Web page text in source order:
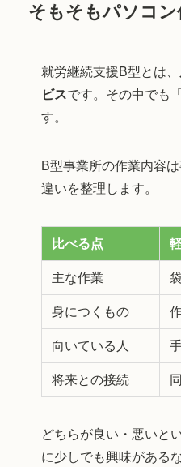
そもそもパソコ
就労継続支援B型とは、
ビスです。その中でも
す。
B型事業所の作業内容
違いを整理します。
比べる点
主な作業
身につくもの
向いている人
将来との接続
どちらが良い・悪いと
に少しでも興味がある